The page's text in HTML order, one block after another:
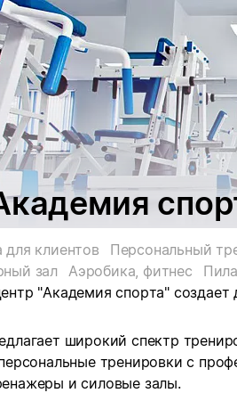
для клиентов Персональный
зал
Аэробика, фитнес
"Академия спорта"
широкий спектр
тренировки с
и силовые залы.